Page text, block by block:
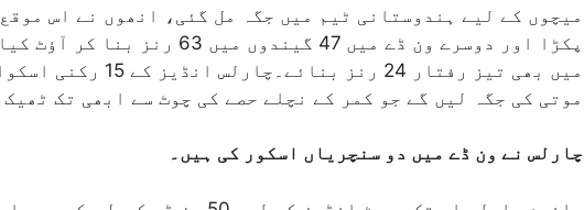
میچوں کے لیے ہندوستانی ٹیم میں جگہ مل گئی، انھوں نے اس
پکڑا اور دوسرے ون ڈے میں 47 گیندوں
میں بھی تیز رفتار 24 رنز
موتی کی جگہ لیں گے جو کمر کے نچلے حصے کی چوٹ سے ابھی تک ٹھیک
چارلس نے ون ڈے میں دو سنچریاں اسکور کی ہیں۔